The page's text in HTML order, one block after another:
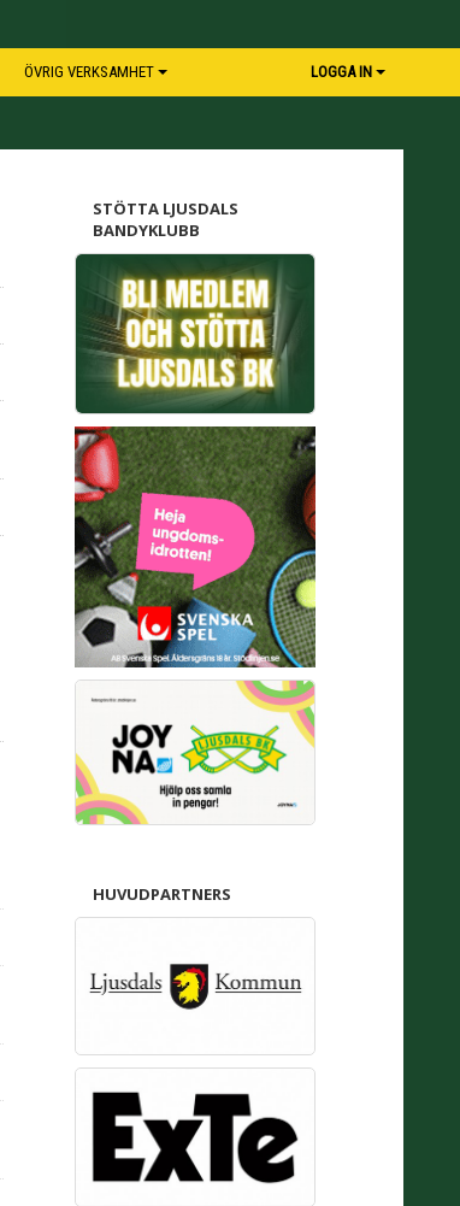
ÖVRIG VERKSAMHET LOGGA IN
STÖTTA LJUSDALS
BANDYKLUBB
HUVUDPARTNERS